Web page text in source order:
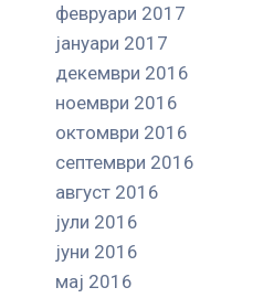
февруари 2017
јануари 2017
декември 2016
ноември 2016
октомври 2016
септември 2016
август 2016
јули 2016
јуни 2016
мај 2016